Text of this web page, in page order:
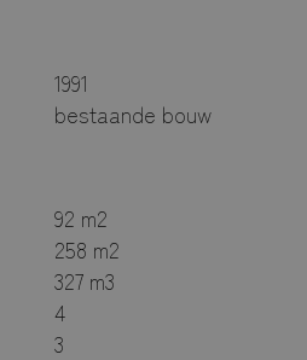
1991
bestaande bouw
92 m2
258 m2
327 m3
4
3